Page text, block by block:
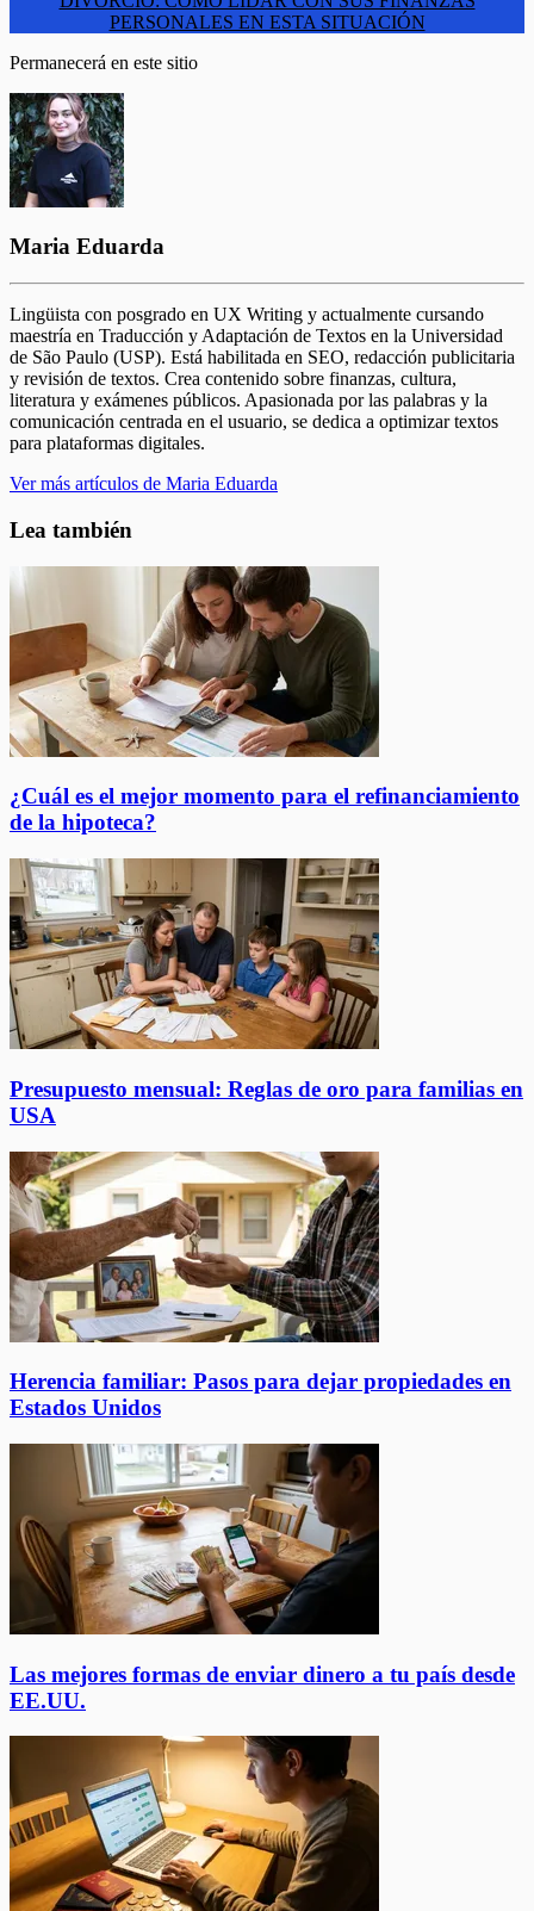
PERSONALES EN ESTA SITUACIÓN
Permanecerá en este sitio
Maria Eduarda
Lingüista con posgrado en UX Writing y actualmente cursando
maestría en Traducción y Adaptación de Textos en la Universidad
de São Paulo (USP). Está habilitada en SEO, redacción publicitaria
y revisión de textos. Crea contenido sobre finanzas, cultura,
literatura y exámenes públicos. Apasionada por las palabras y la
comunicación centrada en el usuario, se dedica a optimizar textos
para plataformas digitales.
Ver más artículos de Maria Eduarda
Lea también
¿Cuál es el mejor momento para el refinanciamiento
de la hipoteca?
Presupuesto mensual: Reglas de oro para familias en
USA
Herencia familiar: Pasos para dejar propiedades en
Estados Unidos
Las mejores formas de enviar dinero a tu país desde
EE.UU.